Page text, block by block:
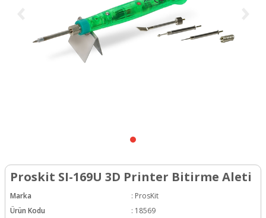
Proskit SI-169U 3D Printer Bitirme Aleti
Marka : ProsKit
Ürün Kodu
: 18569